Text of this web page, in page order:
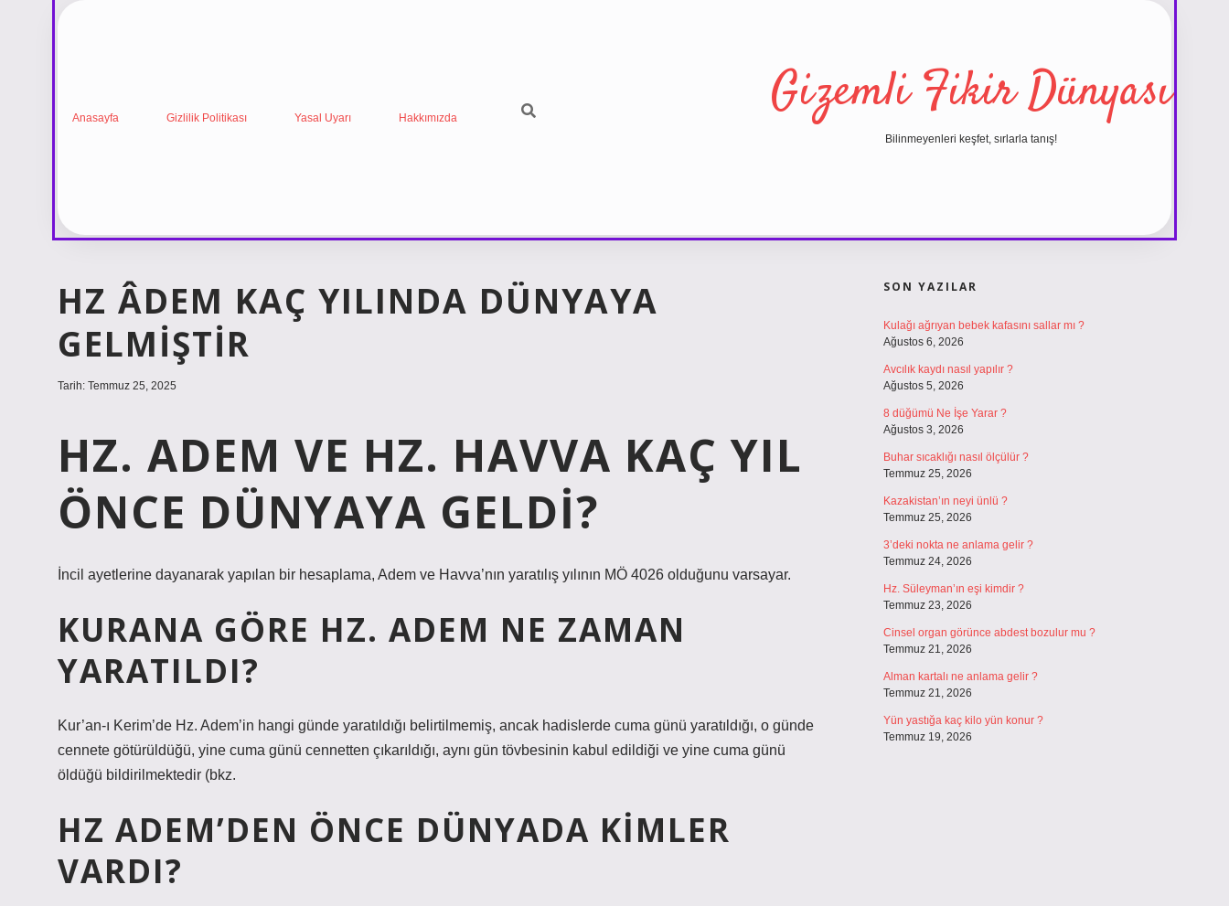
Anasayfa Gizlilik Politikası Yasal Uyarı Hakkımızda Gizemli Fikir Dünyası
Bilinmeyenleri keşfet, sırlarla tanış!
HZ ÂDEM KAÇ YILINDA DÜNYAYA
GELMIŞTIR
Tarih: Temmuz 25, 2025
HZ. ADEM VE HZ. HAVVA KAÇ YIL
ÖNCE DÜNYAYA GELDI?
İncil ayetlerine dayanarak yapılan bir hesaplama, Adem ve Havva’nın yaratılış yılının MÖ 4026 olduğunu varsayar.
KURANA GÖRE HZ. ADEM NE ZAMAN
YARATILDI?
Kur’an-ı Kerim’de Hz. Adem’in hangi günde yaratıldığı belirtilmemiş, ancak hadislerde cuma günü yaratıldığı, o günde
cennete götürüldüğü, yine cuma günü cennetten çıkarıldığı, aynı gün tövbesinin kabul edildiği ve yine cuma günü
öldüğü bildirilmektedir (bkz.
HZ ADEM’DEN ÖNCE DÜNYADA KIMLER
VARDI?
SON YAZILAR
Kulağı ağrıyan bebek kafasını sallar mı ?
Ağustos 6, 2026
Avcılık kaydı nasıl yapılır ?
Ağustos 5, 2026
8 düğümü Ne İşe Yarar ?
Ağustos 3, 2026
Buhar sıcaklığı nasıl ölçülür ?
Temmuz 25, 2026
Kazakistan’ın neyi ünlü ?
Temmuz 25, 2026
3’deki nokta ne anlama gelir ?
Temmuz 24, 2026
Hz. Süleyman’ın eşi kimdir ?
Temmuz 23, 2026
Cinsel organ görünce abdest bozulur mu ?
Temmuz 21, 2026
Alman kartalı ne anlama gelir ?
Temmuz 21, 2026
Yün yastığa kaç kilo yün konur ?
Temmuz 19, 2026